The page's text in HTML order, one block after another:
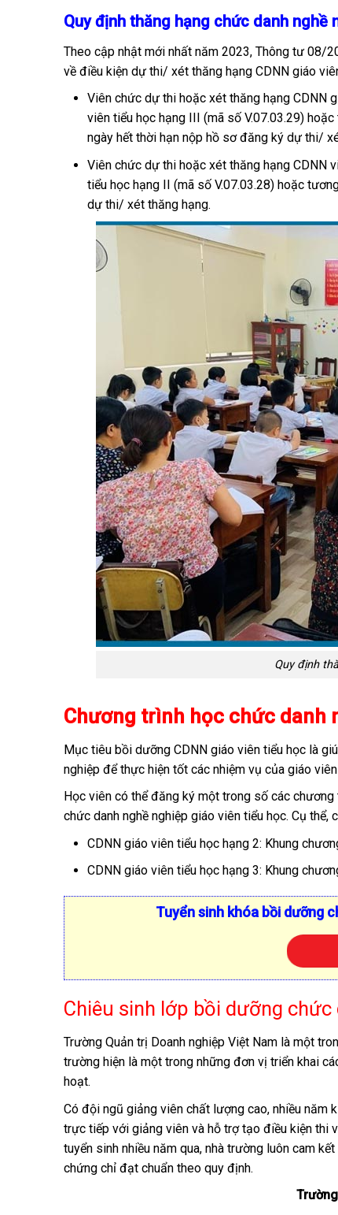
Quy định thăng hạng chức danh nghề
Theo cập nhật mới nhất năm 2023, Thông tư 08/
về điều kiện dự thi/ xét thăng hạng CDNN giáo
Viên chức dự thi hoặc xét thăng hạng CDNN
viên tiểu học hạng III (mã số V.07.03.29)
ngày hết thời hạn nộp hồ sơ đăng ký dự thi/
Viên chức dự thi hoặc xét thăng hạng CDNN
tiểu học hạng II (mã số V.07.03.28) hoặc
dự thi/ xét thăng hạng.
Quy định
Chương trình học chức danh
Mục tiêu bồi dưỡng CDNN giáo viên tiểu học là
nghiệp để thực hiện tốt các nhiệm vụ của giáo
Học viên có thể đăng ký một trong số các
chức danh nghề nghiệp giáo viên tiểu học. Cụ
CDNN giáo viên tiểu học hạng 2: Khung
CDNN giáo viên tiểu học hạng 3: Khung
Tuyển sinh khóa bồi dưỡng
Chiêu sinh lớp bồi dưỡng
Trường Quản trị Doanh nghiệp Việt Nam là một
trường hiện là một trong những đơn vị triển khai
hoạt.
Có đội ngũ giảng viên chất lượng cao, nhiều năm
trực tiếp với giảng viên và hỗ trợ tạo điều kiện thi
tuyển sinh nhiều năm qua, nhà trường luôn cam
chứng chỉ đạt chuẩn theo quy định.